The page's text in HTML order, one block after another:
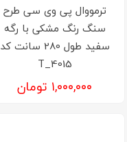
ترمووال پی وی سی طرح
سنگ رنگ مشکی با رگه
سفید طول 280 سانت کد
T_4015
۱,۰۰۰,۰۰۰ تومان